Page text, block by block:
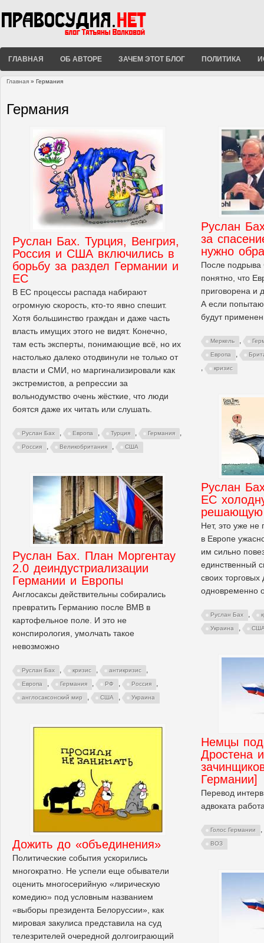
ГЛАВНАЯ ОБ АВТОРЕ ЗАЧЕМ ЭТОТ БЛОГ ПОЛИТИКА
Главная » Германия
Германия
Руслан Бах. Турция, Венгрия,
Россия и США включились в
борьбу за раздел Германии и
ЕС
В ЕС процессы распада набирают
огромную скорость, кто-то явно спешит.
Хотя большинство граждан и даже часть
власть имущих этого не видят. Конечно,
там есть эксперты, понимающие всё, но их
настолько далеко отодвинули не только от
власти и СМИ, но маргинализировали как
экстремистов, а репрессии за
вольнодумство очень жёсткие, что люди
боятся даже их читать или слушать.
Руслан Бах , Европа , Турция , Германия ,
Россия , Великобритания , США
Руслан
за
нужно
После подрыва
понятно, что
приговорена и
А если
будут
Меркель ,
Европа ,
, кризис
Руслан
ЕС
решающую
Нет, это уже
в Европе
им сильно
единственный
своих
одновременно
Руслан Бах ,
Украина ,
Руслан Бах. План Моргентау
2.0 деиндустриализации
Германии и Европы
Англосаксы действительны собирались
превратить Германию после ВМВ в
картофельное поле. И это не
конспирология, умолчать такое
невозможно
Руслан Бах , кризис , антикризис ,
Европа , Германия , РФ , Россия ,
англосаксонский мир , США , Украина
Немцы
Дростена
Германии]
Перевод
адвоката
Голос Германии ,
ВОЗ
Дожить до «объединения»
Политические события ускорились
многократно. Не успели еще обыватели
оценить многосерийную «лирическую
комедию» под условным названием
«выборы президента Белоруссии», как
мировая закулиса представила на суд
телезрителей очередной долгоиграющий